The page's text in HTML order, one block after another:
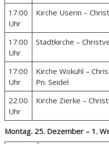
17:00
Uhr
Kirche Userin –
17:00
Uhr
Stadtkirche –
17:00
Uhr
Kirche Wokuhl –
Pn. Seidel
22:00
Uhr
Kirche Zierke –
Montag. 25. Dezember – 1.